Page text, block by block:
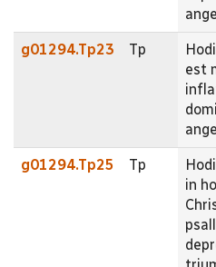
g01294.Tp23 Tp
est
g01294.Tp25 Tp
in